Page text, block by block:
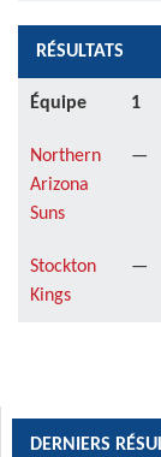
RÉSULTATS
Équipe 1
Northern
Arizona
Suns
—
Stockton
Kings
—
DERNIERS